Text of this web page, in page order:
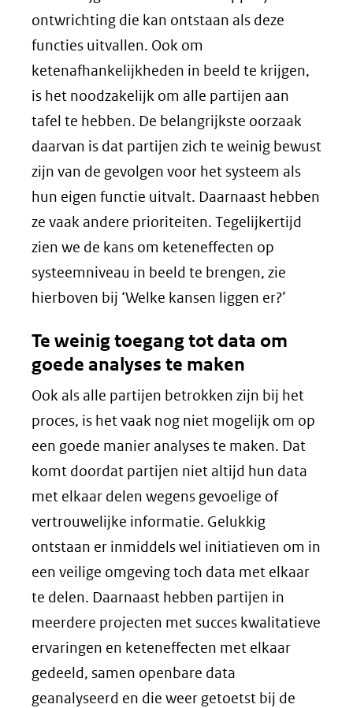
ontwrichting die kan ontstaan als deze
functies uitvallen. Ook om
ketenafhankelijkheden in beeld te krijgen,
is het noodzakelijk om alle partijen aan
tafel te hebben. De belangrijkste oorzaak
daarvan is dat partijen zich te weinig bewust
zijn van de gevolgen voor het systeem als
hun eigen functie uitvalt. Daarnaast hebben
ze vaak andere prioriteiten. Tegelijkertijd
zien we de kans om keteneffecten op
systeemniveau in beeld te brengen, zie
hierboven bij ‘Welke kansen liggen er?’
Te weinig toegang tot data om
goede analyses te maken
Ook als alle partijen betrokken zijn bij het
proces, is het vaak nog niet mogelijk om op
een goede manier analyses te maken. Dat
komt doordat partijen niet altijd hun data
met elkaar delen wegens gevoelige of
vertrouwelijke informatie. Gelukkig
ontstaan er inmiddels wel initiatieven om in
een veilige omgeving toch data met elkaar
te delen. Daarnaast hebben partijen in
meerdere projecten met succes kwalitatieve
ervaringen en keteneffecten met elkaar
gedeeld, samen openbare data
geanalyseerd en die weer getoetst bij de